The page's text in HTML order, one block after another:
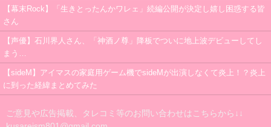
【幕末Rock】「生きとったんかワレェ」続編公開が決定し嬉し困惑する皆
さん
【声優】石川界人さん、「神酒ノ尊」降板でついに地上波デビューしてし
まう…
【sideM】アイマスの家庭用ゲーム機でsideMが出演しなくて炎上！？炎上
に到った経緯まとめてみた
ご意見や広告掲載、タレコミ等のお問い合わせはこちらから↓↓